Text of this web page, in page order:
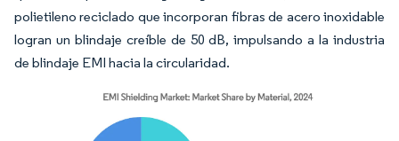
polietileno reciclado que incorporan fibras de acero inoxidable
logran un blindaje creíble de 50 dB, impulsando a la industria
de blindaje EMI hacia la circularidad.